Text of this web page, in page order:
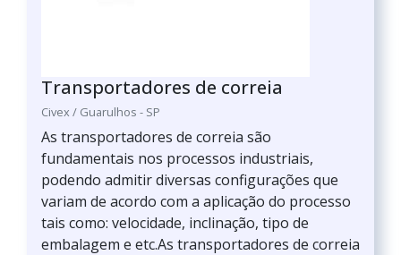
Transportadores de correia
Civex / Guarulhos - SP
As transportadores de correia são
fundamentais nos processos industriais,
podendo admitir diversas configurações que
variam de acordo com a aplicação do processo
tais como: velocidade, inclinação, tipo de
embalagem e etc.As transportadores de correia